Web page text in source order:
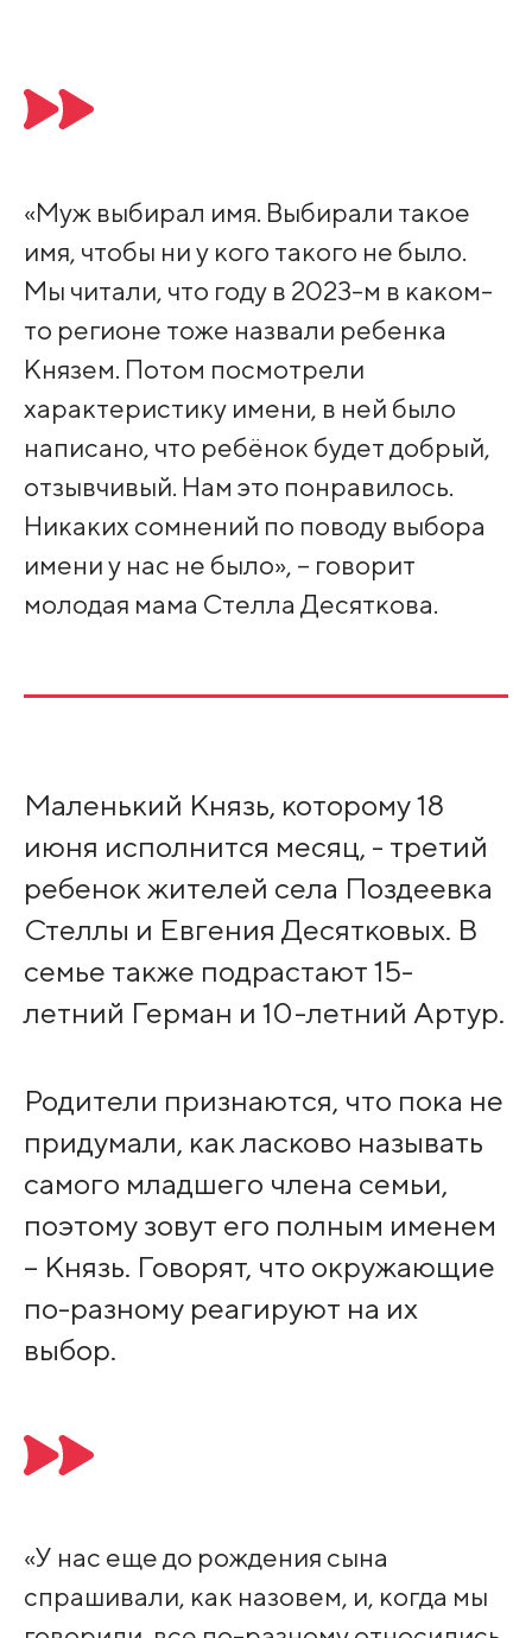
«Муж выбирал имя. Выбирали такое
имя, чтобы ни у кого такого не было.
Мы читали, что году в 2023-м в каком-
то регионе тоже назвали ребенка
Князем. Потом посмотрели
характеристику имени, в ней было
написано, что ребёнок будет добрый,
отзывчивый. Нам это понравилось.
Никаких сомнений по поводу выбора
имени у нас не было», – говорит
молодая мама Стелла Десяткова.
Маленький Князь, которому 18
июня исполнится месяц, - третий
ребенок жителей села Поздеевка
Стеллы и Евгения Десятковых. В
семье также подрастают 15-
летний Герман и 10-летний Артур.
Родители признаются, что пока не
придумали, как ласково называть
самого младшего члена семьи,
поэтому зовут его полным именем
– Князь. Говорят, что окружающие
по-разному реагируют на их
выбор.
«У нас еще до рождения сына
спрашивали, как назовем, и, когда мы